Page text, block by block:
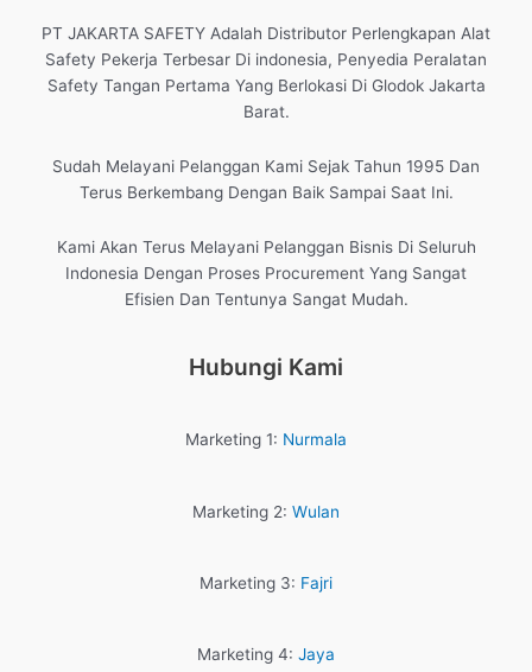
PT JAKARTA SAFETY Adalah Distributor Perlengkapan Alat
Safety Pekerja Terbesar Di indonesia, Penyedia Peralatan
Safety Tangan Pertama Yang Berlokasi Di Glodok Jakarta
Barat.
Sudah Melayani Pelanggan Kami Sejak Tahun 1995 Dan
Terus Berkembang Dengan Baik Sampai Saat Ini.
Kami Akan Terus Melayani Pelanggan Bisnis Di Seluruh
Indonesia Dengan Proses Procurement Yang Sangat
Efisien Dan Tentunya Sangat Mudah.
Hubungi Kami
Marketing 1: Nurmala
Marketing 2: Wulan
Marketing 3: Fajri
Marketing 4: Jaya